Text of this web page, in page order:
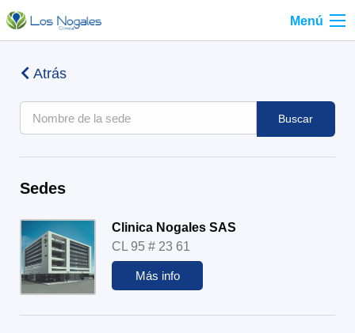
Menú
Atrás
Buscar
Sedes
Clinica Nogales SAS
CL 95 # 23 61
Más info